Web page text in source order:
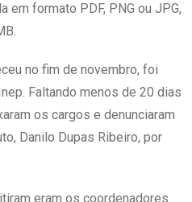
em formato PDF, PNG ou JPG,
no fim de novembro, foi
Faltando menos de 20 dias
os cargos e denunciaram
Danilo Dupas Ribeiro, por
eram os coordenadores